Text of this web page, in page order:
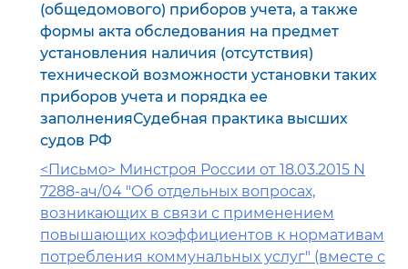
(общедомового) приборов учета, а также
формы акта обследования на предмет
установления наличия (отсутствия)
технической возможности установки таких
приборов учета и порядка ее
заполненияСудебная практика высших
судов РФ
<Письмо> Минстроя России от 18.03.2015 N
7288-ач/04 "Об отдельных вопросах,
возникающих в связи с применением
повышающих коэффициентов к нормативам
потребления коммунальных услуг" (вместе с